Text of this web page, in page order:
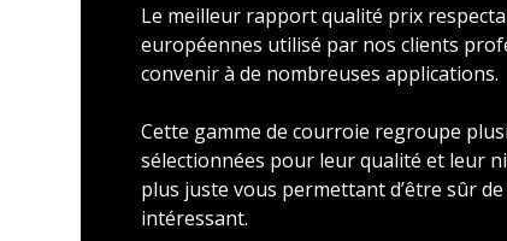
Le meilleur rapport qualité prix
européennes utilisé par nos clients
convenir à de nombreuses applications.
Cette gamme de courroie regroupe
sélectionnées pour leur qualité et leur
plus juste vous permettant d’être sûr de
intéressant.